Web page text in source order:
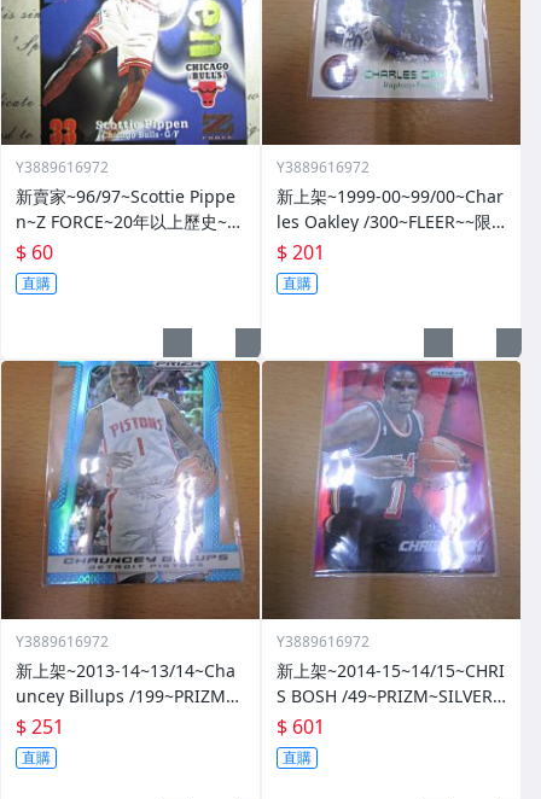
Y3889616972
新賣家~96/97~Scottie Pippe
n~Z FORCE~20年以上歷史~無
限量~
$ 60
直購
Y3889616972
新上架~1999-00~99/00~Char
les Oakley /300~FLEER~~限
量/300~1060114-1
$ 201
直購
Y3889616972
新上架~2013-14~13/14~Cha
uncey Billups /199~PRIZM~S
ILVER~藍亮~限量/199~10601
14-1
$ 251
直購
Y3889616972
新上架~2014-15~14/15~CHRI
S BOSH /49~PRIZM~SILVER~
紅亮~低限量/49~1060114-1
$ 601
直購